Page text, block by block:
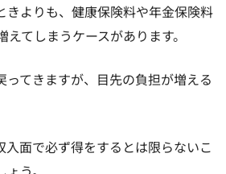
きよりも、健康保険料や年金保険料
てしまうケースがあります。
ってきますが、目先の負担が増える
入面で必ず得をするとは限らないこ